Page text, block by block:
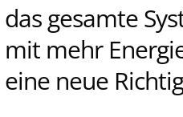
das gesamte
mit mehr
eine neue